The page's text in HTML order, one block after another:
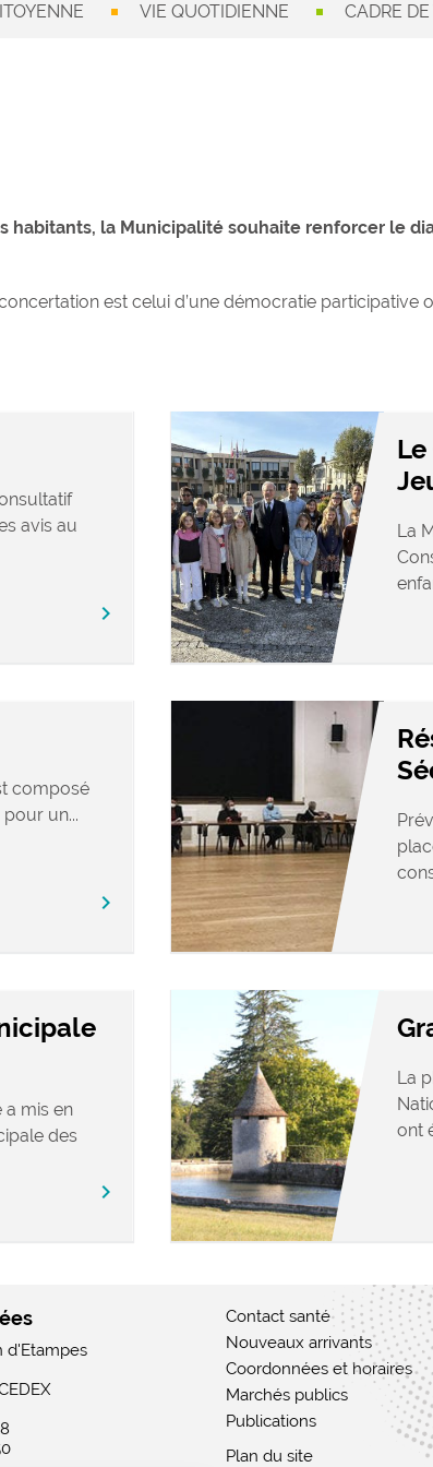
VIE QUOTIDIENNE CADRE DE
habitants, la Municipalité souhaite renforcer le
est celui d’une démocratie
avis au
chevron_right
La
composé
un...
chevron_right
a mis en
des
chevron_right
La
ont
d'Etampes
Contact santé
Nouveaux arrivants
Coordonnées et horaires
Marchés publics
Publications
Plan du site